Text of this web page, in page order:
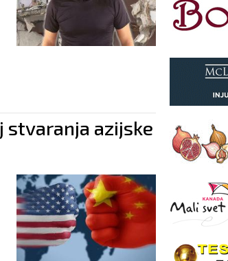
stvaranja azijske